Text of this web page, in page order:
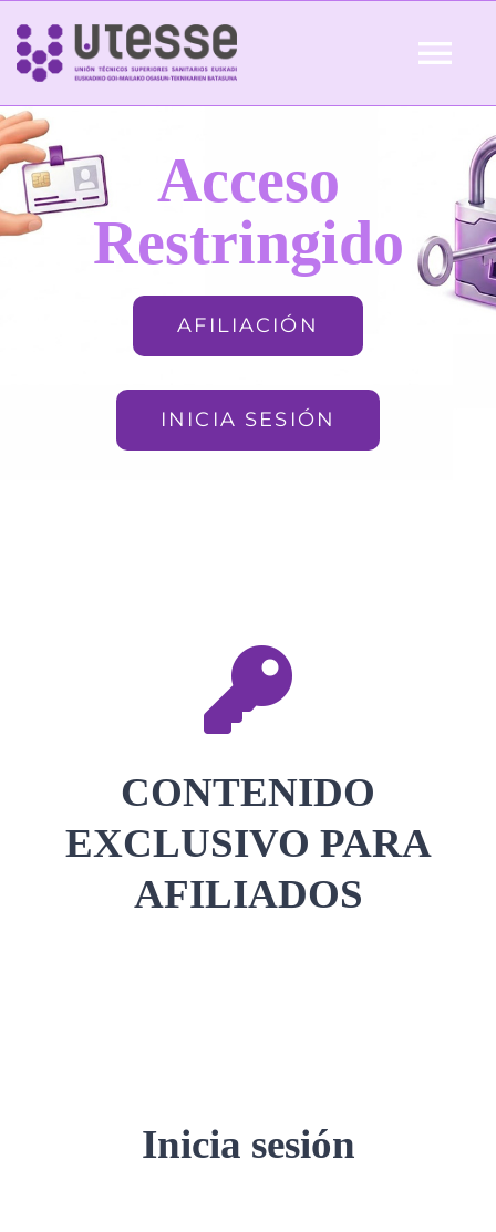
Skip
content
Inicio
QUIÉNES SOMOS Acceso
Restringido
AFILIACIÓN
INICIA SESIÓN
CONTENIDO
EXCLUSIVO PARA
AFILIADOS
Inicia sesión